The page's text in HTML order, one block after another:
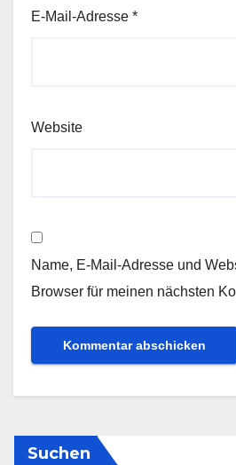
E-Mail-Adresse *
Website
Name, E-Mail-Adresse und
Browser für meinen nächsten
Suchen